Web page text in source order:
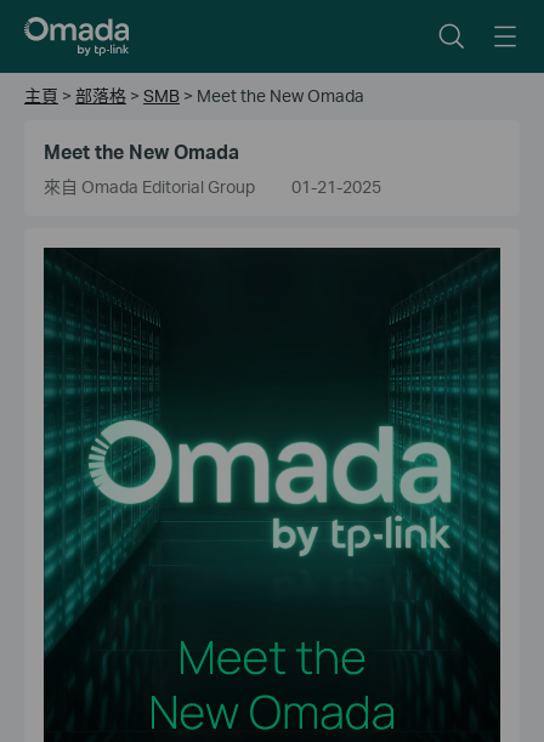
主頁 > 部落格 > SMB > Meet the New Omada
Meet the New Omada
來自 Omada Editorial Group 01-21-2025